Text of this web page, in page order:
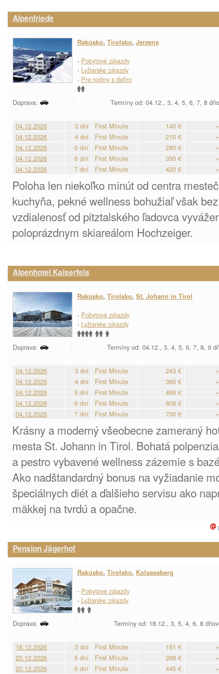
Alpenfriede
Rakúsko, Tirolsko, Jerzens
- Pobytové zájazdy
- Lyžiarske zájazdy
- Pre rodiny s deťmi
Doprava: Termíny od: 04.12., 3, 4, 5, 6, 7, 8
04.12.2026 3 dni First Minute 140 €
04.12.2026
4 dni First Minute 210 €
04.12.2026
5 dní First Minute 280 €
04.12.2026
6 dní First Minute 350 €
04.12.2026
7 dní First Minute 420 €
Poloha len niekoľko minút od centra
kuchyňa, pekné wellness bohužiaľ však
vzdialenosť od pitztalského ľadovca
poloprázdnym skiareálom Hochzeiger.
Alpenhotel Kaiserfels
Rakúsko, Tirolsko, St. Johann in Tirol
- Pobytové zájazdy
- Lyžiarske zájazdy
Doprava: Termíny od: 04.12., 3, 4, 5, 6, 7, 8, 9
04.12.2026 3 dni First Minute 243 €
04.12.2026
4 dni First Minute 365 €
04.12.2026
5 dní First Minute 486 €
04.12.2026
6 dní First Minute 608 €
04.12.2026
7 dní First Minute 730 €
Krásny a moderný všeobecne zameraný
mesta St. Johann in Tirol. Bohatá
a pestro vybavené wellness zázemie s
Ako nadštandardný bonus na vyžiadanie
špeciálnych diét a ďalšieho servisu ako
mäkkej na tvrdú a opačne.
Pension Jägerhof
Rakúsko, Tirolsko, Kolsassberg
- Pobytové zájazdy
- Lyžiarske zájazdy
Doprava: Termíny od: 18.12., 3, 5, 4, 6, 8
18.12.2026 3 dni First Minute 181 €
20.12.2026
5 dní First Minute 268 €
20.12.2026
6 dní First Minute 445 €